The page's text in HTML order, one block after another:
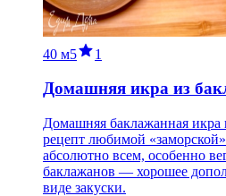
40 м5 1
Домашняя икра из
Домашняя баклажанная
рецепт любимой
абсолютно всем, особенно
баклажанов — хорошее
виде закуски.